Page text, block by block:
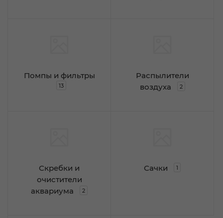
Помпы и фильтры
13
Распылители
воздуха
2
Скребки и
очистители
аквариума
2
Сачки 1